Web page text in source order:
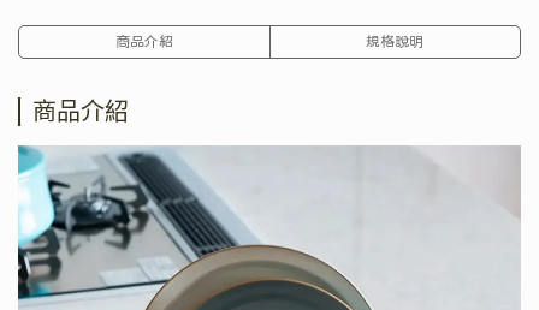
商品介紹 規格說明
商品介紹